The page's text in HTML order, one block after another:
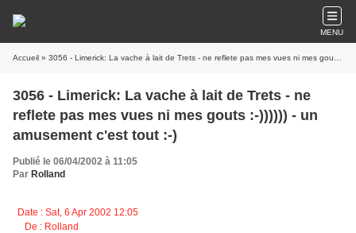
MENU
Accueil » 3056 - Limerick: La vache à lait de Trets - ne reflete pas mes vues ni mes gouts :-)))))) - un amusement c'est tout :-)
3056 - Limerick: La vache à lait de Trets - ne
reflete pas mes vues ni mes gouts :-)))))) - un
amusement c'est tout :-)
Publié le 06/04/2002 à 11:05
Par Rolland
Date : Sat, 6 Apr 2002 12:05
De : Rolland